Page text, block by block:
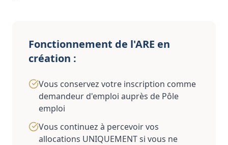
Fonctionnement de l'ARE en
création :
Vous conservez votre inscription comme
demandeur d'emploi auprès de Pôle
emploi
Vous continuez à percevoir vos
allocations UNIQUEMENT si vous ne